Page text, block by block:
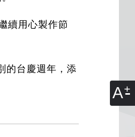
A
續用心製作節
的台慶週年，添